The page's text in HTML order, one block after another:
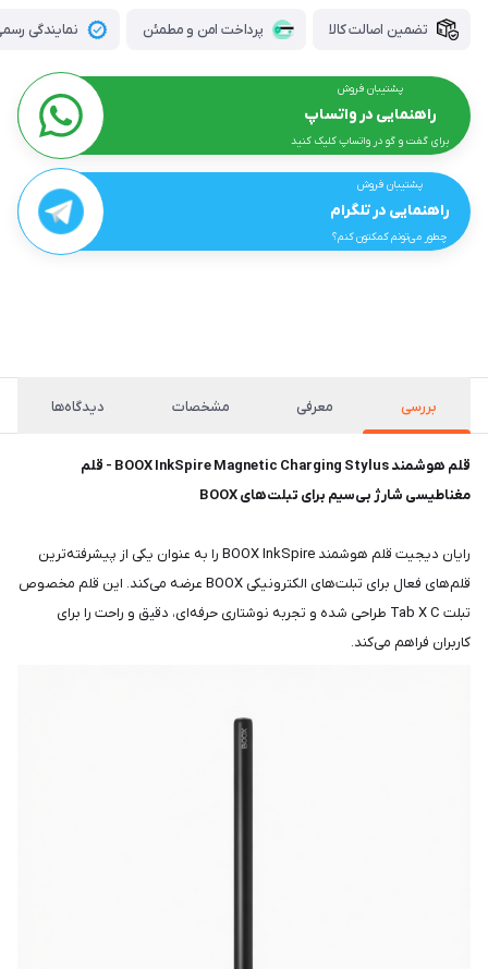
تضمین اصالت کالا پرداخت امن و مطمئن نمایندگی
پشتیبان فروش
راهنمایی در واتساپ
برای گفت و گو در واتساپ کلیک کنید
پشتیبان فروش
راهنمایی در تلگرام
چطور می‌تونم کمکتون کنم؟
بررسی معرفی مشخصات دیدگاه‌ها
قلم هوشمند BOOX InkSpire Magnetic Charging Stylus - قلم
مغناطیسی شارژ بی‌سیم برای تبلت‌های BOOX
رایان دیجیت قلم هوشمند BOOX InkSpire را به عنوان یکی از پیشرفته‌ترین
قلم‌های فعال برای تبلت‌های الکترونیکی BOOX عرضه می‌کند. این قلم مخصوص
تبلت Tab X C طراحی شده و تجربه نوشتاری حرفه‌ای، دقیق و راحت را برای
کاربران فراهم می‌کند.